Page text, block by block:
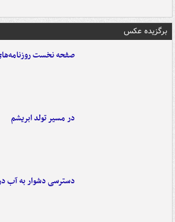
برگزیده عکس
صفحه نخست روزنامه‌های دوشنبه
در مسیر تولد ابریشم
دسترسی دشوار به آب